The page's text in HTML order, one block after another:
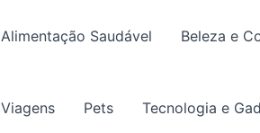
Alimentação Saudável Beleza e
Viagens Pets Tecnologia e